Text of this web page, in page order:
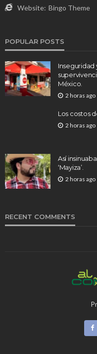
Website: Bingo Theme
POPULAR POSTS
Inseguridad
México.
2 horas ago
Los costos
2 horas ago
Así
‘Mayiza’.
2 horas ago
RECENT COMMENTS